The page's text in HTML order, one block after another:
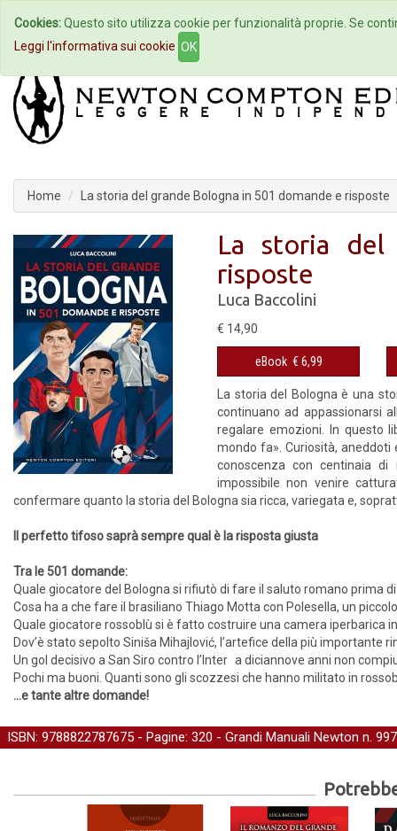
Home Autori Eventi
Home La storia del grande Bologna in 501 domande e risposte
La storia del
risposte
Luca Baccolini
€ 14,90
eBook € 6,99
La storia del Bologna è una
continuano ad appassionarsi
regalare emozioni. In questo
mondo fa». Curiosità,
conoscenza con centinaia
impossibile non venire
confermare quanto la storia del Bologna sia ricca, variegata e,
Il perfetto tifoso saprà sempre qual è la risposta giusta
Tra le 501 domande:
Quale giocatore del Bologna si rifiutò di fare il saluto romano prima
Cosa ha a che fare il brasiliano Thiago Motta con Polesella, un
Quale giocatore rossoblù si è fatto costruire una camera iperbarica
Dov’è stato sepolto Siniša Mihajlović, l’artefice della più importante
Un gol decisivo a San Siro contro l’Inter a diciannove anni non
Pochi ma buoni. Quanti sono gli scozzesi che hanno militato in
...e tante altre domande!
ISBN: 9788822787675 - Pagine: 320 - Grandi Manuali Newton n.
Cookies:Questo sito utilizza cookie per funzionalità proprie. Se
Leggi l'informativa sui cookie OK